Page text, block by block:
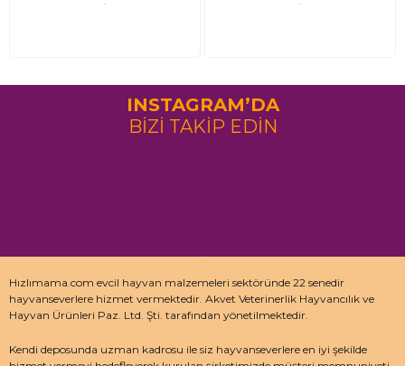
INSTAGRAM’DA
BİZİ TAKİP EDİN
Hızlımama.com evcil hayvan malzemeleri sektöründe 22 senedir
hayvanseverlere hizmet vermektedir. Akvet Veterinerlik Hayvancılık ve
Hayvan Ürünleri Paz. Ltd. Şti. tarafından yönetilmektedir.
Kendi deposunda uzman kadrosu ile siz hayvanseverlere en iyi şekilde